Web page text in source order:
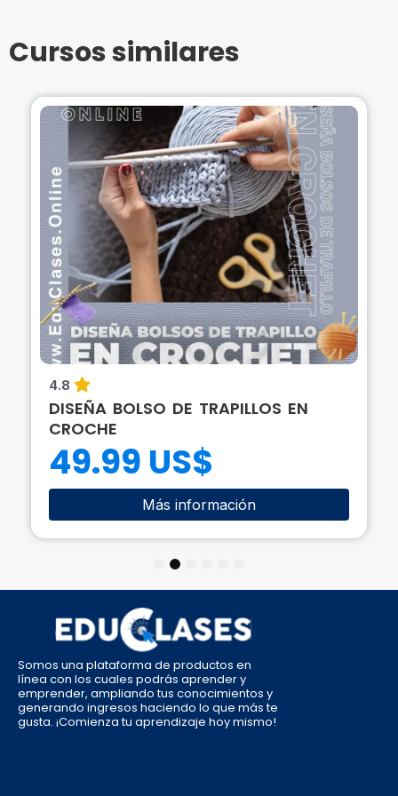
Cursos similares
4.8
DISEÑA BOLSO DE TRAPILLOS EN
CROCHE
49.99 US$
Más información
5
Somos una plataforma de productos en
línea con los cuales podrás aprender y
emprender, ampliando tus conocimientos y
generando ingresos haciendo lo que más te
gusta. ¡Comienza tu aprendizaje hoy mismo!